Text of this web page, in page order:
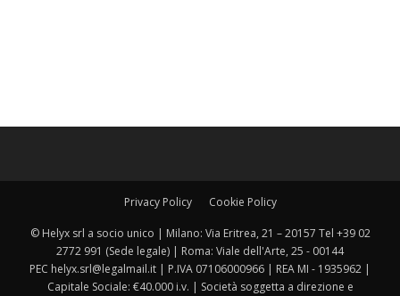
Privacy Policy Cookie Policy
© Helyx srl a socio unico | Milano: Via Eritrea, 21 – 20157 Tel +39 02
2772 991 (Sede legale) | Roma: Viale dell'Arte, 25 - 00144
PEC helyx.srl@legalmail.it | P.IVA 07106000966 | REA MI - 1935962 |
Capitale Sociale: €40.000 i.v. | Società soggetta a direzione e